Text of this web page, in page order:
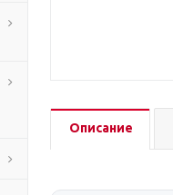
Описание